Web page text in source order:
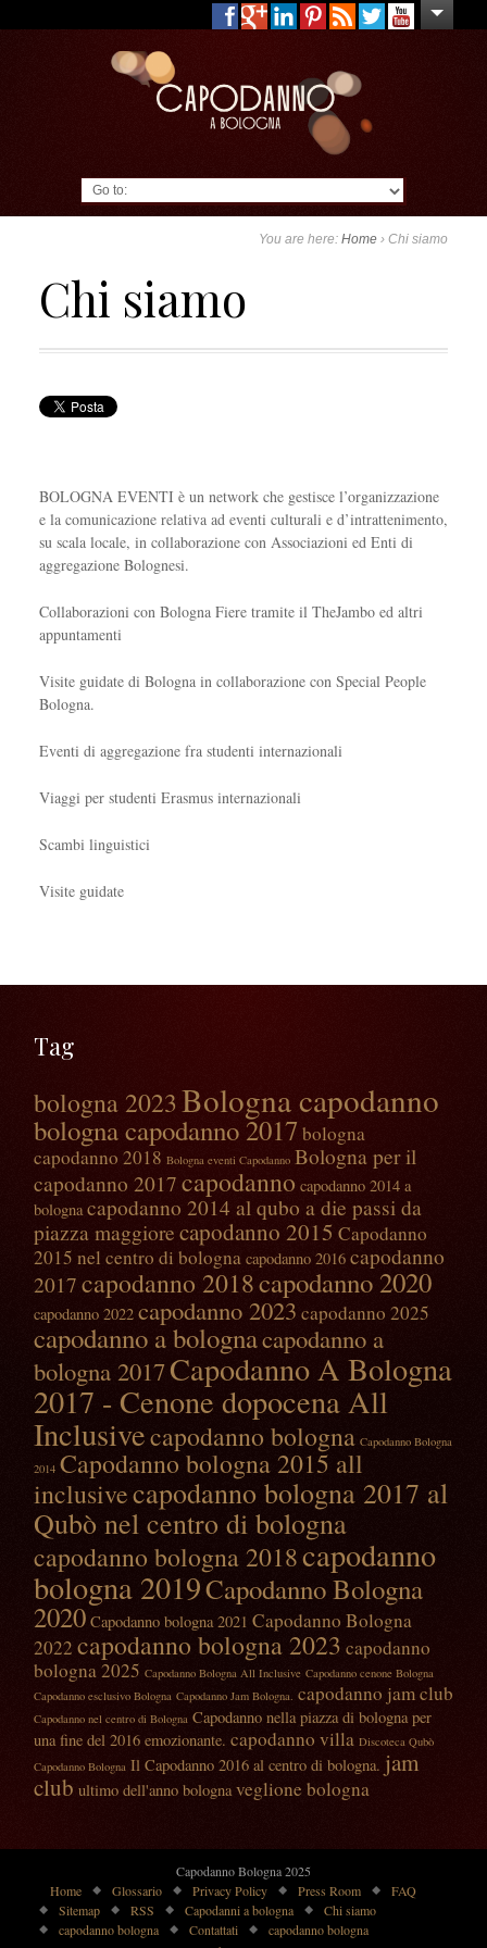
You are here:Home ›Chi siamo
Chi siamo
BOLOGNA EVENTI è un network che gestisce l’organizzazione
e la comunicazione relativa ad eventi culturali e d’intrattenimento,
su scala locale, in collaborazione con Associazioni ed Enti di
aggregazione Bolognesi.
Collaborazioni con Bologna Fiere tramite il TheJambo ed altri
appuntamenti
Visite guidate di Bologna in collaborazione con Special People
Bologna.
Eventi di aggregazione fra studenti internazionali
Viaggi per studenti Erasmus internazionali
Scambi linguistici
Visite guidate
Tag
bologna 2023Bologna capodanno
bologna capodanno 2017 bologna
capodanno 2018 Bologna eventi Capodanno Bologna per il
capodanno 2017capodanno capodanno 2014 a
bologna capodanno 2014 al qubo a die passi da
piazza maggiorecapodanno 2015 Capodanno
2015 nel centro di bologna capodanno 2016 capodanno
2017capodanno 2018capodanno 2020
capodanno 2022 capodanno 2023 capodanno 2025
capodanno a bolognacapodanno a
bologna 2017Capodanno A Bologna
2017 - Cenone dopocena All
Inclusive‎capodanno bologna Capodanno Bologna
2014 Capodanno bologna 2015 all
inclusivecapodanno bologna 2017 al
Qubò nel centro di bologna
capodanno bologna 2018capodanno
bologna 2019Capodanno Bologna
2020 Capodanno bologna 2021 Capodanno Bologna
2022 capodanno bologna 2023 capodanno
bologna 2025 Capodanno Bologna All Inclusive Capodanno cenone Bologna
Capodanno esclusivo Bologna Capodanno Jam Bologna. capodanno jam club
Capodanno nel centro di Bologna Capodanno nella piazza di bologna per
una fine del 2016 emozionante. capodanno villa Discoteca Qubò
Capodanno Bologna Il Capodanno 2016 al centro di bologna. jam
club ultimo dell'anno bologna veglione bologna
Capodanno Bologna 2025
Home
Glossario Privacy Policy Press Room
FAQ
Sitemap
RSS Capodanni a bologna
Chi siamo
capodanno bologna
Contattati capodanno bologna